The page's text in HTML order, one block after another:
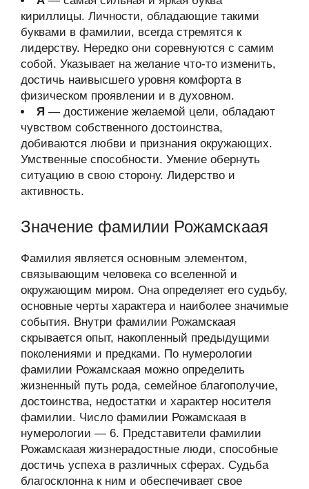
кириллицы. Личности, обладающие такими
буквами в фамилии, всегда стремятся к
лидерству. Нередко они соревнуются с самим
собой. Указывает на желание что-то изменить,
достичь наивысшего уровня комфорта в
физическом проявлении и в духовном.
Я — достижение желаемой цели, обладают
чувством собственного достоинства,
добиваются любви и признания окружающих.
Умственные способности. Умение обернуть
ситуацию в свою сторону. Лидерство и
активность.
Значение фамилии Рожамскаая
Фамилия является основным элементом,
связывающим человека со вселенной и
окружающим миром. Она определяет его судьбу,
основные черты характера и наиболее значимые
события. Внутри фамилии Рожамскаая
скрывается опыт, накопленный предыдущими
поколениями и предками. По нумерологии
фамилии Рожамскаая можно определить
жизненный путь рода, семейное благополучие,
достоинства, недостатки и характер носителя
фамилии. Число фамилии Рожамскаая в
нумерологии — 6. Представители фамилии
Рожамскаая жизнерадостные люди, способные
достичь успеха в различных сферах. Судьба
благосклонна к ним и обеспечивает свое